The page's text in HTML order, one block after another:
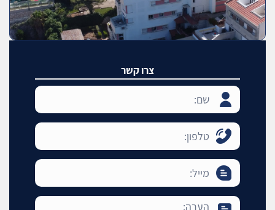
צרו קשר